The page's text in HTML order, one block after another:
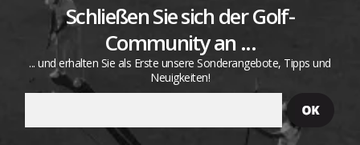
Schließen Sie sich der Golf-
Community an ...
... und erhalten Sie als Erste unsere Sonderangebote, Tipps und
Neuigkeiten!